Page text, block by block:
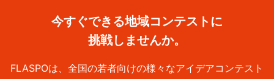
今すぐできる地域コンテストに
挑戦しませんか。
FLASPOは、全国の若者向けの様々なアイデアコンテスト